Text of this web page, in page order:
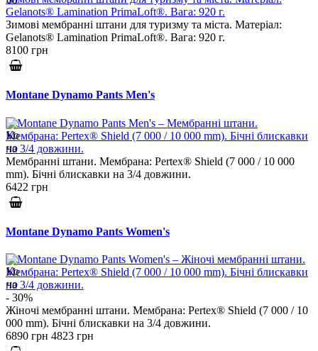
Зимові мембранні штани для туризму та міста. Матеріал:
Gelanots® Lamination PrimaLoft®. Вага: 920 г.
8100 грн
Montane Dynamo Pants Men's
Мембранні штани. Мембрана: Pertex® Shield (7 000 / 10 000
mm). Бічні блискавки на 3/4 довжини.
6422 грн
Montane Dynamo Pants Women's
- 30%
Жіночі мембранні штани. Мембрана: Pertex® Shield (7 000 / 10
000 mm). Бічні блискавки на 3/4 довжини.
6890 грн 4823 грн